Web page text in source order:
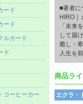
ード
ード
ルカード
ド
コーヒーカー
■著者に
HIRO｜
「未来
して届
癒し・
人生を
商品ラ
エクラ・